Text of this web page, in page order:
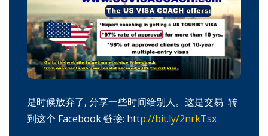
是时候放弃了, 分享一些时间给别人。这是交易 转
到这个 Facebook 链接: http://bit.ly/2nrkTsx